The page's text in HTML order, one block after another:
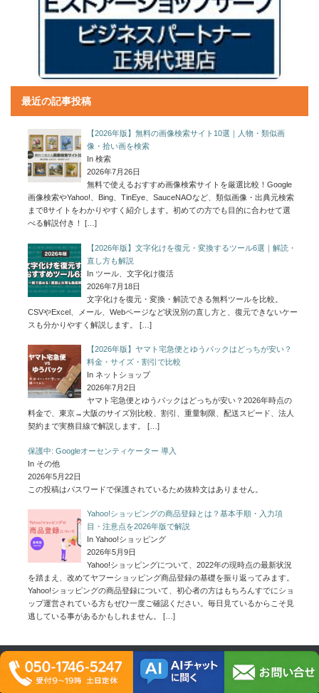
最近の記事投稿
【2026年版】無料の画像検索サイト10選｜人物・類似画
像・拾い画を検索
In 検索
2026年7月26日
無料で使えるおすすめ画像検索サイトを厳選比較！Google
画像検索やYahoo!、Bing、TinEye、SauceNAOなど、類似画像・出典元検索
まで8サイトをわかりやすく紹介します。初めての方でも目的に合わせて選
べる解説付き！
[…]
【2026年版】文字化けを復元・変換するツール6選｜解読・
直し方も解説
In ツール、文字化け復活
2026年7月18日
文字化けを復元・変換・解読できる無料ツールを比較。
CSVやExcel、メール、Webページなど状況別の直し方と、復元できないケー
スも分かりやすく解説します。
[…]
【2026年版】ヤマト宅急便とゆうパックはどっちが安い？
料金・サイズ・割引で比較
In ネットショップ
2026年7月2日
ヤマト宅急便とゆうパックはどっちが安い？2026年時点の
料金で、東京→大阪のサイズ別比較、割引、重量制限、配送スピード、法人
契約まで実務目線で解説します。
[…]
保護中: Googleオーセンティケーター 導入
In その他
2026年5月22日
この投稿はパスワードで保護されているため抜粋文はありません。
Yahoo!ショッピングの商品登録とは？基本手順・入力項
目・注意点を2026年版で解説
In Yahoo!ショッピング
2026年5月9日
Yahoo!ショッピングについて、2022年の現時点の最新状況
を踏まえ、改めてヤフーショッピング商品登録の基礎を振り返ってみます。
Yahoo!ショッピングの商品登録について、初心者の方はもちろんすでにショ
ップ運営されている方もぜひ一度ご確認ください。毎日見ているからこそ見
逃している事があるかもしれません。
[…]
商品登録代行 Menu